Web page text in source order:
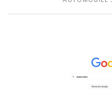
Blog